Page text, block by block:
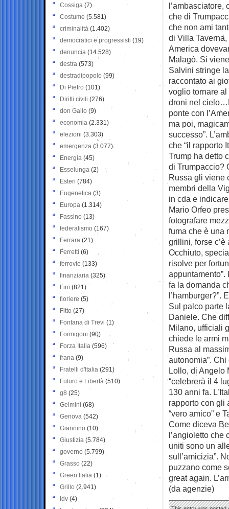
l’ambasciatore,
che di
che non ami
di Villa Taverna,
America
Malagò. Si
Salvini stringe
raccontato ai
voglio tornare al
droni nel
ponte con
ma poi,
successo”.
che “il rapporto
Trump ha detto
di Trumpaccio?
Russa gli viene
membri della
in cda e
Mario Orfeo
fotografare
fuma che è una
grillini, forse
Occhiuto,
risolve per
fa la domanda
l’hamburger?”.
Sul palco parte
Daniele. Che
Milano, ufficiali
chiede le armi
Russa al
autonomia”.
Lollo, di Angelo
“celebrerà il 4
130 anni fa.
rapporto con gli
“vero amico” e
Come diceva
l’angioletto che
uniti sono un
sull’amicizia”.
puzzano come
great again.
(da agenzie)
Cossiga (7)
Costume (5.581)
criminalità (1.402)
democratici e progressisti (19)
denuncia (14.528)
destra (573)
destradipopolo (99)
Di Pietro (101)
Diritti civili (276)
don Gallo (9)
economia (2.331)
elezioni (3.303)
emergenza (3.077)
Energia (45)
Esselunga (2)
Esteri (784)
Eugenetica (3)
Europa (1.314)
Fassino (13)
federalismo (167)
Ferrara (21)
Ferretti (6)
ferrovie (133)
finanziaria (325)
Fini (821)
fioriere (5)
Fitto (27)
Fontana di Trevi (1)
Formigoni (90)
Forza Italia (596)
frana (9)
Fratelli d'Italia (291)
Futuro e Libertà (510)
g8 (25)
Gelmini (68)
Genova (542)
Giannino (10)
Giustizia (5.784)
governo (5.799)
Grasso (22)
Green Italia (1)
Grillo (2.941)
Idv (4)